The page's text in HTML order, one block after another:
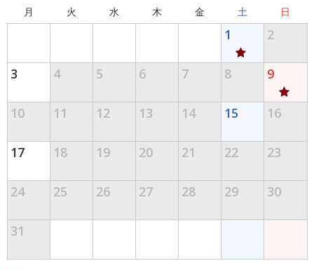
月 火 水 木 金 土 日
1 2
3 4 5 6 7 8 9
10 11 12 13 14 15 16
17 18 19 20 21 22 23
24 25 26 27 28 29 30
31